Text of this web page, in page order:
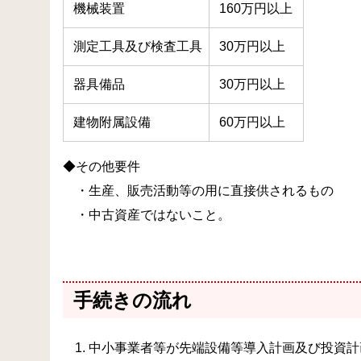
機械装置 160万円以上
測定工具及び検査工具 30万円以上
器具備品 30万円以上
建物附属設備 60万円以上
◆その他要件
・生産、販売活動等の用に直接供されるもの
・中古資産ではないこと。
手続きの流れ
中小事業者等が先端設備等導入計画及び投資